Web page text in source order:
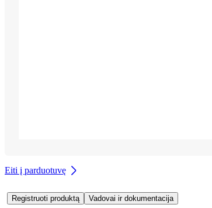
Eiti į parduotuvę
Registruoti produktą Vadovai ir dokumentacija